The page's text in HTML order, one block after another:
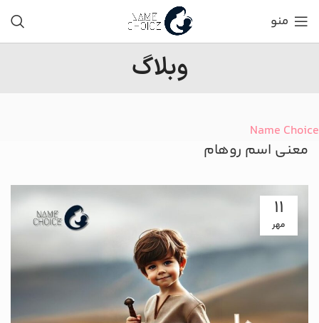
منو
وبلاگ
Name Choice
معنی اسم روهام
11
مهر